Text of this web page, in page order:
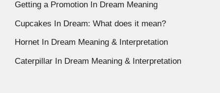
Getting a Promotion In Dream Meaning
Cupcakes In Dream: What does it mean?
Hornet In Dream Meaning & Interpretation
Caterpillar In Dream Meaning & Interpretation